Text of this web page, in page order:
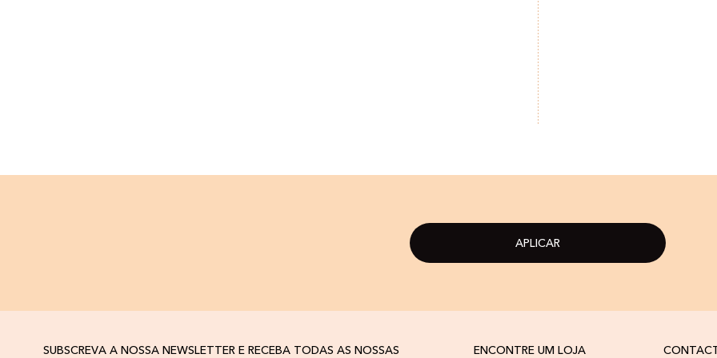
APLICAR
SUBSCREVA A NOSSA NEWSLETTER E RECEBA TODAS AS NOSSAS ENCONTRE UM LOJA